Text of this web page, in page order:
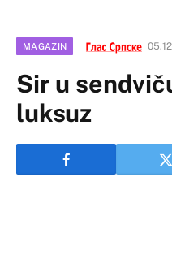
MAGAZIN
Sir u
luksuz